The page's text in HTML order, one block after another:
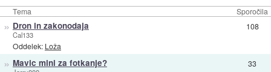
Tema Sporočila
» Dron in zakonodaja
Cal133
Oddelek: Loža
108
» Mavic mini za fotkanje? 33